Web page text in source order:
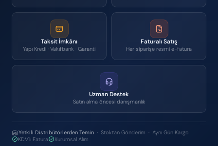
Taksit İmkânı
Yapı Kredi · Vakıfbank · Garanti
Faturalı Satış
Her siparişe resmi e-fatura
Uzman Destek
Satın alma öncesi danışmanlık
Yetkili Distribütörlerden Temin · Stoktan Gönderim · Aynı Gün Kargo
KDV'li Fatura
Kurumsal Alım